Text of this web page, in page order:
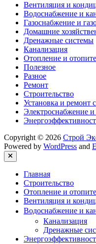
Вентиляция и
Водоснабжение и
Газоснабжение и
Домашние
Дренажные системы
Канализация
Отопление и
Полезное
Разное
Ремонт
Строительство
Установка и ремонт
Электроснабжение и
Copyright © 2026 Строй
Powered by WordPress and
Close
Главная
Строительство
Отопление и
Вентиляция и
Водоснабжение и
Канализация
Дренажные